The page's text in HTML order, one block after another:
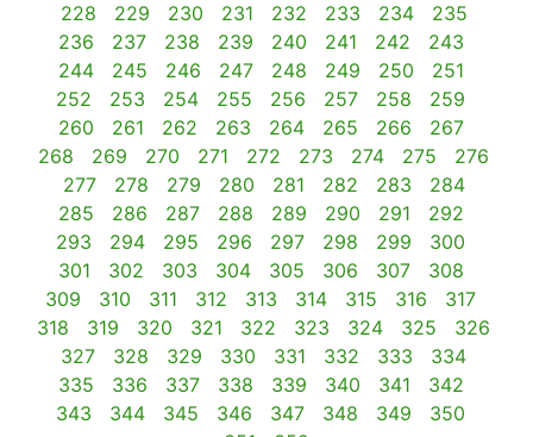
228
229 230 231 232 233 234
235
236
237 238 239 240 241 242
243
244
245 246 247 248 249 250
251
252
253 254 255 256 257 258
259
260
261 262 263 264 265 266
267
268
269 270 271 272 273 274 275
276
277
278 279 280 281 282 283
284
285
286 287 288 289 290 291
292
293
294 295 296 297 298 299
300
301
302 303 304 305 306 307
308
309
310 311 312 313 314 315 316
317
318
319 320 321 322 323 324 325
326
327
328 329 330 331 332 333
334
335
336 337 338 339 340 341
342
343
344 345 346 347 348 349
350